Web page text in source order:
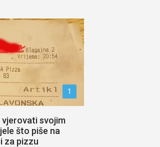
1
vjerovati svojim
što piše na
za pizzu